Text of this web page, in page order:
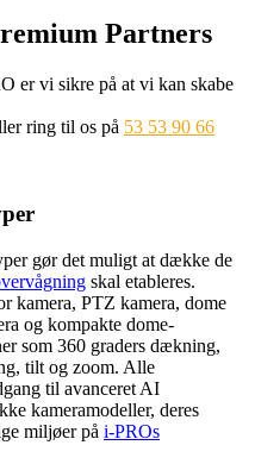
Partners
er vi sikre på at vi kan skabe
ring til os på 53 53 90 66
gør det muligt at dække de
skal etableres.
kamera, PTZ kamera, dome
og kompakte dome-
som 360 graders dækning,
tilt og zoom. Alle
til avanceret AI
kameramodeller, deres
miljøer på i-PROs